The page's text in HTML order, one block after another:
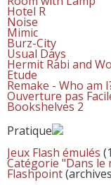
Hotel R
Noise
Mimic
Burz-City
Usual Days
Hermit Rabi and
Etude
Remake - Who am
Ouverture pas
Bookshelves 2
Pratique
Jeux Flash émulés
Catégorie "Dans le
Flashpoint